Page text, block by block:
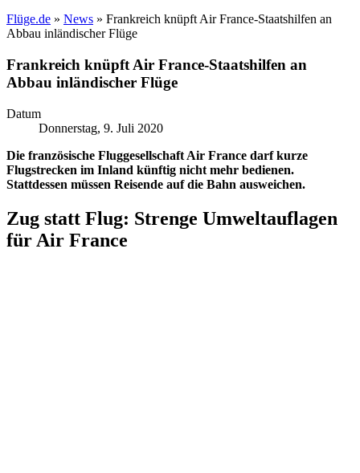
Flüge.de » News » Frankreich knüpft Air France-Staatshilfen an
Abbau inländischer Flüge
Frankreich knüpft Air France-Staatshilfen an
Abbau inländischer Flüge
Datum
Donnerstag, 9. Juli 2020
Die französische Fluggesellschaft Air France darf kurze
Flugstrecken im Inland künftig nicht mehr bedienen.
Stattdessen müssen Reisende auf die Bahn ausweichen.
Zug statt Flug: Strenge Umweltauflagen
für Air France